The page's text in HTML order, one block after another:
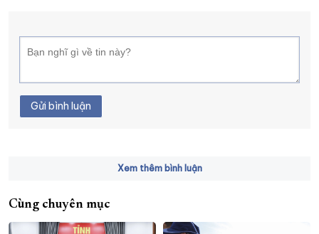
Gửi bình luận
Xem thêm bình luận
Cùng chuyên mục